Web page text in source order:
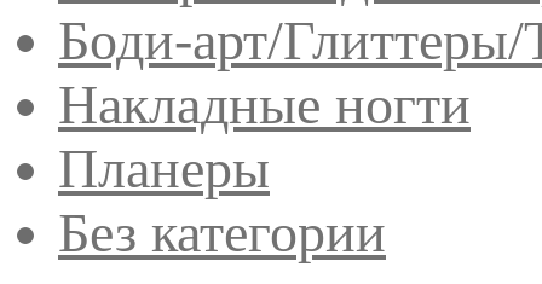
Боди-арт/
Накладные ногти
Планеры
Без категории